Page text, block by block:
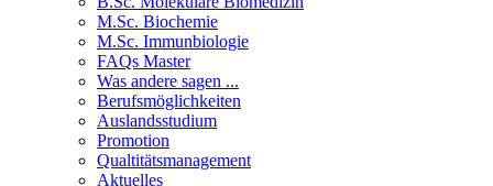
M.Sc. Biochemie
M.Sc. Immunbiologie
FAQs Master
Was andere sagen ...
Berufsmöglichkeiten
Auslandsstudium
Promotion
Qualtitätsmanagement
Aktuelles